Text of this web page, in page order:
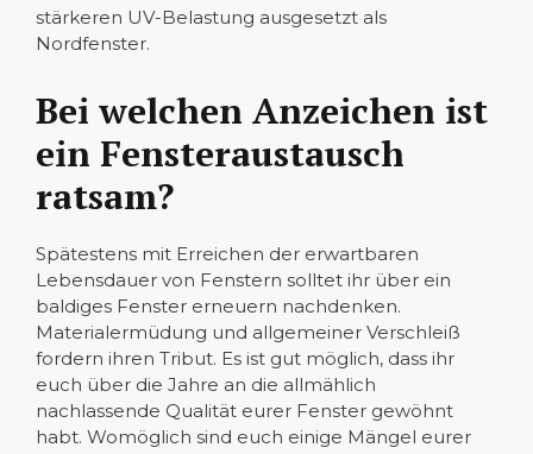
stärkeren UV-Belastung ausgesetzt als
Nordfenster.
Bei welchen Anzeichen ist
ein Fensteraustausch
ratsam?
Spätestens mit Erreichen der erwartbaren
Lebensdauer von Fenstern solltet ihr über ein
baldiges Fenster erneuern nachdenken.
Materialermüdung und allgemeiner Verschleiß
fordern ihren Tribut. Es ist gut möglich, dass ihr
euch über die Jahre an die allmählich
nachlassende Qualität eurer Fenster gewöhnt
habt. Womöglich sind euch einige Mängel eurer